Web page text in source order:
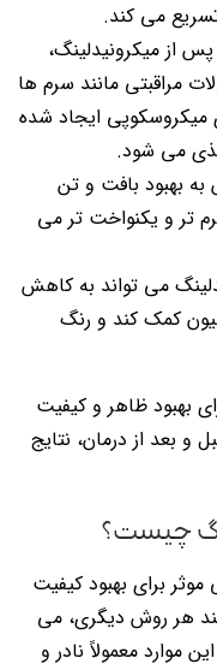
می کند.
از میکرونیدلینگ،
مراقبتی مانند سرم ها
میکروسکوپی ایجاد شده
می شود.
بهبود بافت و تن
تر و یکنواخت تر می
می تواند به کاهش
کمک کند و رنگ
بهبود ظاهر و کیفیت
بعد از درمان، نتایج
چیست؟
برای بهبود کیفیت
هر روش دیگری، می
موارد معمولاً نادر و